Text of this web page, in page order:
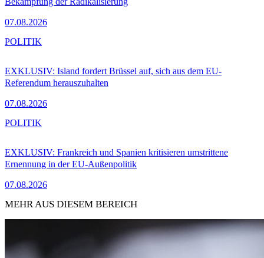
07.08.2026
EXKLUSIV: Island fordert Brüssel auf, sich aus dem EU-
Referendum herauszuhalten
07.08.2026
POLITIK
EXKLUSIV: Frankreich und Spanien kritisieren umstrittene
Ernennung in der EU-Außenpolitik
07.08.2026
POLITIK
MEHR AUS DIESEM BEREICH